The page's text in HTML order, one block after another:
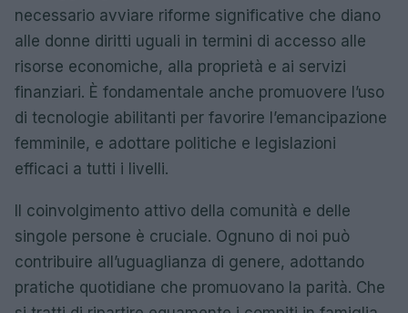
necessario avviare riforme significative che diano
alle donne diritti uguali in termini di accesso alle
risorse economiche, alla proprietà e ai servizi
finanziari. È fondamentale anche promuovere l’uso
di tecnologie abilitanti per favorire l’emancipazione
femminile, e adottare politiche e legislazioni
efficaci a tutti i livelli.
Il coinvolgimento attivo della comunità e delle
singole persone è cruciale. Ognuno di noi può
contribuire all’uguaglianza di genere, adottando
pratiche quotidiane che promuovano la parità. Che